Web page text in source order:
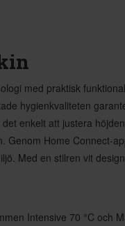
med praktisk
hygienkvaliteten
enkelt att justera
Home Connect-
Med en stilren vit
Intensive 70 °C och